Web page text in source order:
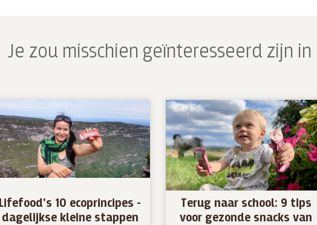
Je zou misschien geïnteresseerd zijn in
Lifefood's 10 ecoprincipes -
dagelijkse kleine stappen
Terug naar school: 9 tips
voor gezonde snacks van